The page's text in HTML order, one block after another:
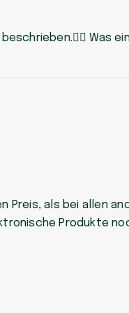
Was
als bei allen
Produkte